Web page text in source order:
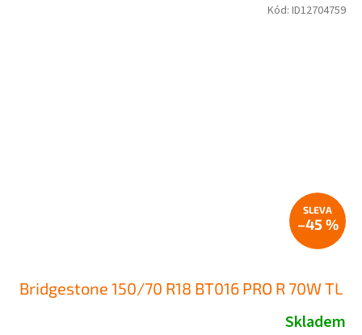
–45 %
Bridgestone 150/70 R18 BT016 PRO R 70W TL
Skladem
Kód: ID12704759